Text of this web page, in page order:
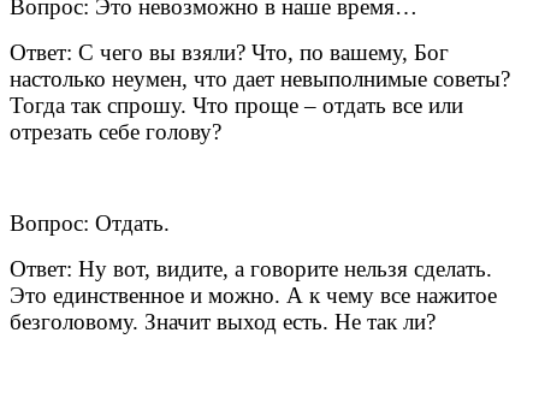
Вопрос: Это невозможно в наше время…
Ответ: С чего вы взяли? Что, по вашему, Бог
настолько неумен, что дает невыполнимые советы?
Тогда так спрошу. Что проще – отдать все или
отрезать себе голову?
Вопрос: Отдать.
Ответ: Ну вот, видите, а говорите нельзя сделать.
Это единственное и можно. А к чему все нажитое
безголовому. Значит выход есть. Не так ли?